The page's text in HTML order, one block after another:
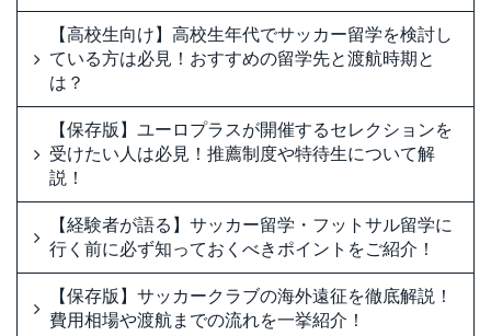
【高校生向け】高校生年代でサッカー留学を検討し
ている方は必見！おすすめの留学先と渡航時期と
は？
【保存版】ユーロプラスが開催するセレクションを
受けたい人は必見！推薦制度や特待生について解
説！
【経験者が語る】サッカー留学・フットサル留学に
行く前に必ず知っておくべきポイントをご紹介！
【保存版】サッカークラブの海外遠征を徹底解説！
費用相場や渡航までの流れを一挙紹介！